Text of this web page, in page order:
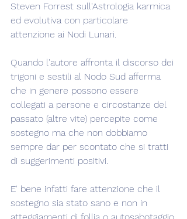
Steven Forrest sull'Astrologia karmica
ed evolutiva con particolare
attenzione ai Nodi Lunari.
Quando l'autore affronta il discorso dei
trigoni e sestili al Nodo Sud afferma
che in genere possono essere
collegati a persone e circostanze del
passato (altre vite) percepite come
sostegno ma che non dobbiamo
sempre dar per scontato che si tratti
di suggerimenti positivi.
E' bene infatti fare attenzione che il
sostegno sia stato sano e non in